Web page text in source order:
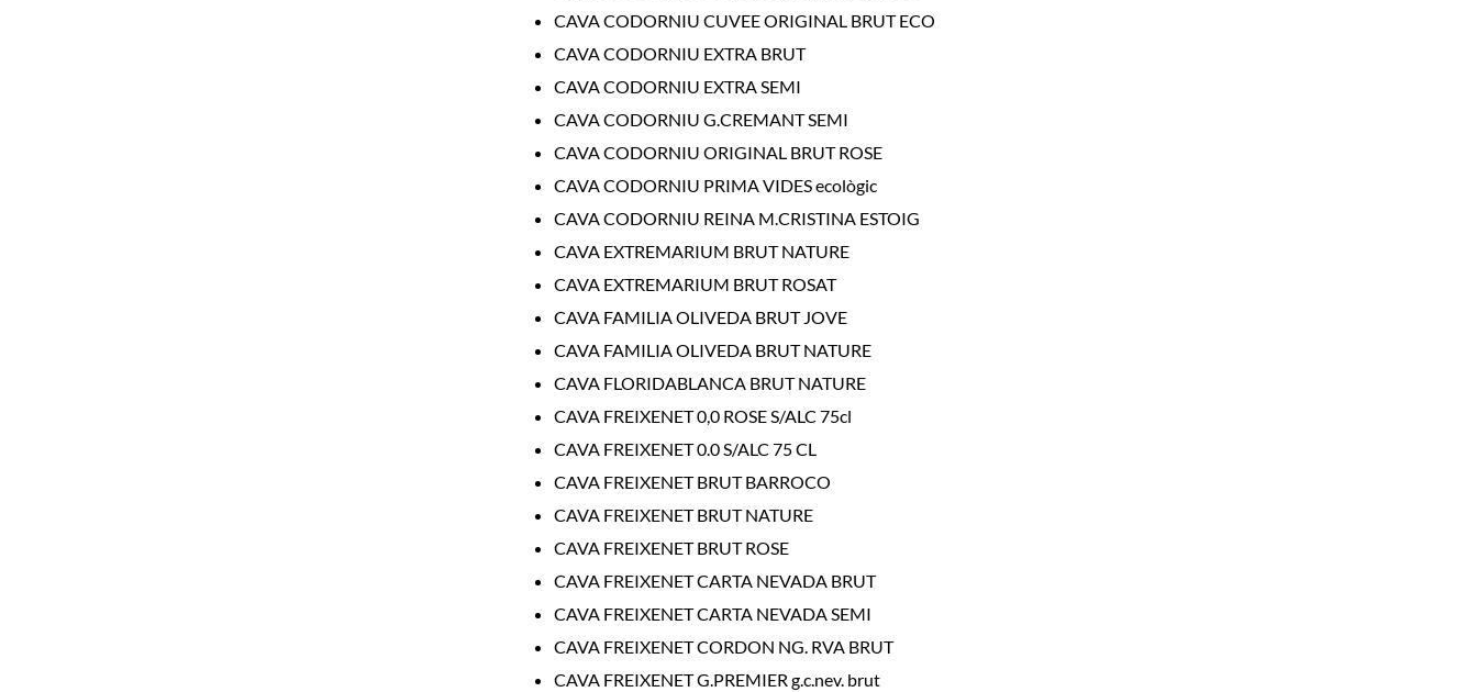
CAVA CODORNIU CUVEE ORIGINAL BRUT ECO
CAVA CODORNIU EXTRA BRUT
CAVA CODORNIU EXTRA SEMI
CAVA CODORNIU G.CREMANT SEMI
CAVA CODORNIU ORIGINAL BRUT ROSE
CAVA CODORNIU PRIMA VIDES ecològic
CAVA CODORNIU REINA M.CRISTINA ESTOIG
CAVA EXTREMARIUM BRUT NATURE
CAVA EXTREMARIUM BRUT ROSAT
CAVA FAMILIA OLIVEDA BRUT JOVE
CAVA FAMILIA OLIVEDA BRUT NATURE
CAVA FLORIDABLANCA BRUT NATURE
CAVA FREIXENET 0,0 ROSE S/ALC 75cl
CAVA FREIXENET 0.0 S/ALC 75 CL
CAVA FREIXENET BRUT BARROCO
CAVA FREIXENET BRUT NATURE
CAVA FREIXENET BRUT ROSE
CAVA FREIXENET CARTA NEVADA BRUT
CAVA FREIXENET CARTA NEVADA SEMI
CAVA FREIXENET CORDON NG. RVA BRUT
CAVA FREIXENET G.PREMIER g.c.nev. brut